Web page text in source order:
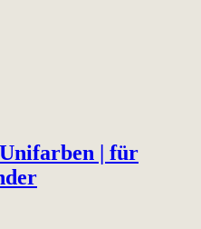
| für